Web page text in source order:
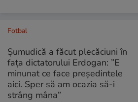
Fotbal
Șumudică a făcut plecăciuni în
fața dictatorului Erdogan: ”E
minunat ce face președintele
aici. Sper să am ocazia să-i
strâng mâna”